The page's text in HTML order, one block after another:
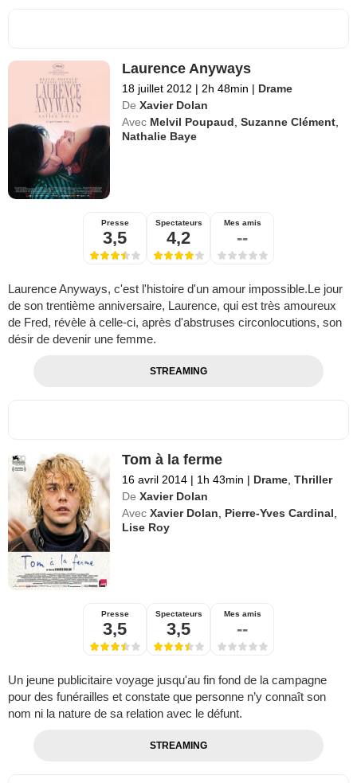
Laurence Anyways
18 juillet 2012 | 2h 48min | Drame
De Xavier Dolan
Avec Melvil Poupaud ,Suzanne Clément
Nathalie Baye
Presse
3,5
Spectateurs
4,2
Mes amis
--
Laurence Anyways, c'est l'histoire d'un amour impossible.Le jour
de son trentième anniversaire, Laurence, qui est très amoureux
de Fred, révèle à celle-ci, après d'abstruses circonlocutions, son
désir de devenir une femme.
STREAMING
Tom à la ferme
16 avril 2014 | 1h 43min | Drame ,Thriller
De Xavier Dolan
Avec Xavier Dolan Pierre-Yves Cardinal
Lise Roy
Presse
3,5
Spectateurs
3,5
Mes amis
--
Un jeune publicitaire voyage jusqu'au fin fond de la campagne
pour des funérailles et constate que personne n’y connaît son
nom ni la nature de sa relation avec le défunt.
STREAMING